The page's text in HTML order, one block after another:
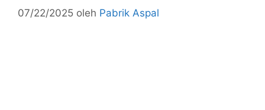
07/22/2025 oleh Pabrik Aspal